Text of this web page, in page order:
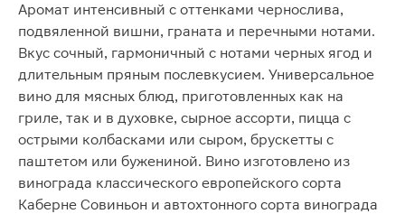
Аромат интенсивный с оттенками чернослива,
подвяленной вишни, граната и перечными нотами.
Вкус сочный, гармоничный с нотами черных ягод и
длительным пряным послевкусием. Универсальное
вино для мясных блюд, приготовленных как на
гриле, так и в духовке, сырное ассорти, пицца с
острыми колбасками или сыром, брускетты с
паштетом или бужениной. Вино изготовлено из
винограда классического европейского сорта
Каберне Совиньон и автохтонного сорта винограда